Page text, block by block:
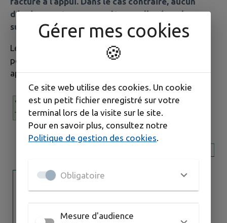
dégrèvement ne pourra être appliqué sur la
surconsommation.
Les détails pour l'application de la Loi Warsmann,
pour un
dégrèvement de la facture d'eau
applicable uniquement aux locaux d'habitation :
Gérer mes cookies
🍪
Ce site web utilise des cookies. Un cookie
est un petit fichier enregistré sur votre
terminal lors de la visite sur le site.
Pour en savoir plus, consultez notre
Politique de gestion des cookies.
Obligatoire
Mesure d'audience